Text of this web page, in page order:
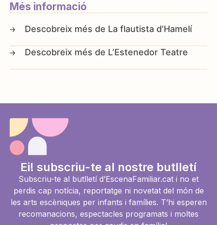
Més informació
La flautista d’Hamelí
L’Estenedor Teatre
Ei! subscriu-te al nostre butlletí
Subscriu-te al butlletí d’EscenaFamiliar.cat i no et
perdis cap notícia, reportatge ni novetat del món de
les arts escèniques per infants i famílies. T’hi esperen
recomanacions, espectacles programats i moltes